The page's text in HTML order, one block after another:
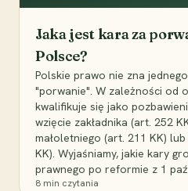
Jaka jest kara za
Polsce?
Polskie prawo nie zna
"porwanie". W zależności od
kwalifikuje się jako
wzięcie zakładnika (art. 252
małoletniego (art. 211 KK)
KK). Wyjaśniamy, jakie kary
prawnego po reformie z 1
8 min czytania